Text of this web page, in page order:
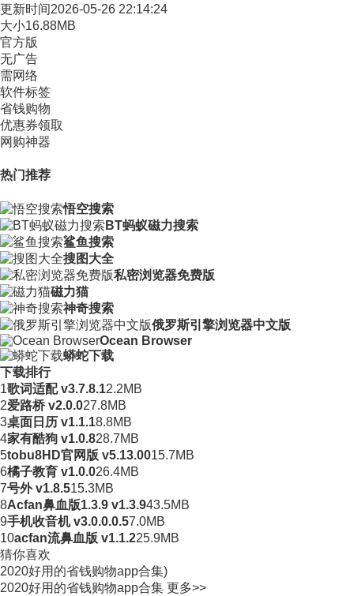
更新时间2026-05-26 22:14:24
大小16.88MB
官方版
无广告
需网络
软件标签
省钱购物
优惠券领取
网购神器
热门推荐
悟空搜索
BT蚂蚁磁力搜索
鲨鱼搜索
搜图大全
私密浏览器免费版
磁力猫
神奇搜索
俄罗斯引擎浏览器中文版
Ocean Browser
蟒蛇下载
下载排行
1歌词适配 v3.7.8.12.2MB
2爱路桥 v2.0.027.8MB
3桌面日历 v1.1.18.8MB
4家有酷狗 v1.0.828.7MB
5tobu8HD官网版 v5.13.0015.7MB
6橘子教育 v1.0.026.4MB
7号外 v1.8.515.3MB
8Acfan鼻血版1.3.9 v1.3.943.5MB
9手机收音机 v3.0.0.0.57.0MB
10acfan流鼻血版 v1.1.225.9MB
猜你喜欢
2020好用的省钱购物app合集)
2020好用的省钱购物app合集 更多>>